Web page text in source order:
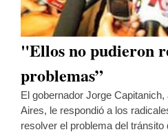
"Ellos no pudieron
problemas”
El gobernador Jorge
Aires, le respondió a los
resolver el problema del